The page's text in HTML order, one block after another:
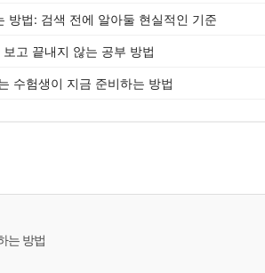
방법: 검색 전에 알아둘 현실적인 기준
고 끝내지 않는 공부 방법
수험생이 지금 준비하는 방법
는 방법